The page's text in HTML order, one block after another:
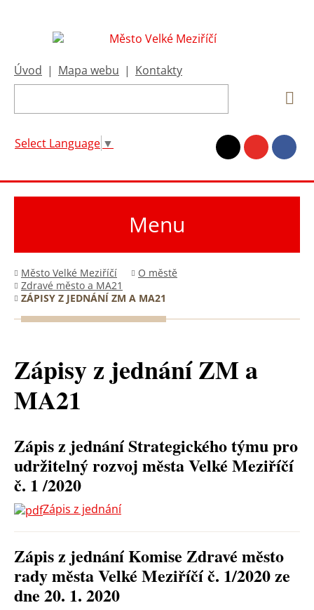
Úvod | Mapa webu | Kontakty
Select Language ▼
Menu
Město Velké Meziříčí
O městě
Zdravé město a MA21
ZÁPISY Z JEDNÁNÍ ZM A MA21
Zápisy z jednání ZM a
MA21
Zápis z jednání Strategického týmu pro
udržitelný rozvoj města Velké Meziříčí
č. 1 /2020
Zápis z jednání
Zápis z jednání Komise Zdravé město
rady města Velké Meziříčí č. 1/2020 ze
dne 20. 1. 2020